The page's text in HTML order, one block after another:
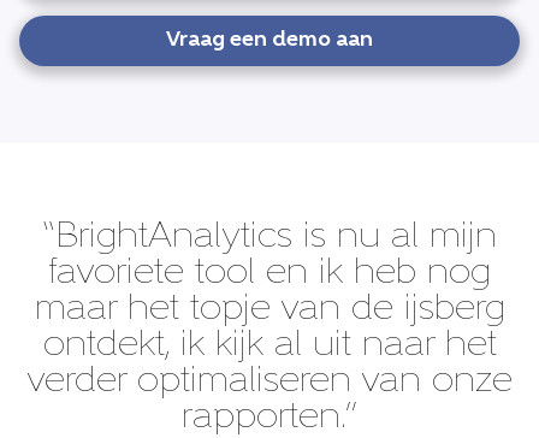
Vraag een demo aan
“BrightAnalytics is nu al mijn
favoriete tool en ik heb nog
maar het topje van de ijsberg
ontdekt, ik kijk al uit naar het
verder optimaliseren van onze
rapporten.”